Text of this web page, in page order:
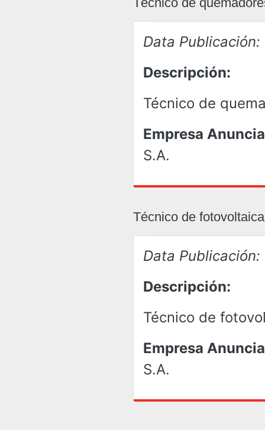
Data Publicación:
Descripción:
Técnico de
Empresa
S.A.
Técnico de
Data Publicación:
Descripción:
Técnico de
Empresa
S.A.